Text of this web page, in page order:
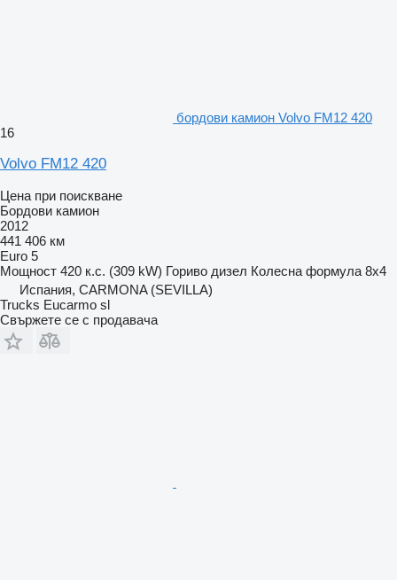
бордови камион Volvo FM12 420
16
Volvo FM12 420
Цена при поискване
Бордови камион
2012
441 406 км
Euro 5
Мощност 420 к.с. (309 kW) Гориво дизел Колесна формула 8x4
Испания, CARMONA (SEVILLA)
Trucks Eucarmo sl
Свържете се с продавача